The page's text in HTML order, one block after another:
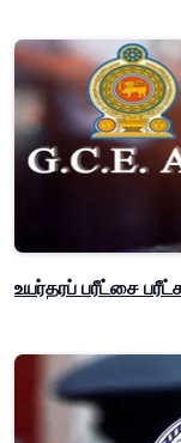
உயர்தரப் பரீட்சை